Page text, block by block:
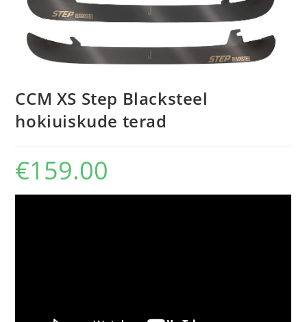
CCM XS Step Blacksteel
hokiuiskude terad
€159.00